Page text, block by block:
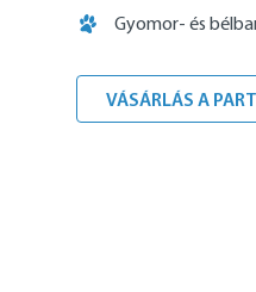
Gyomor- és
VÁSÁRLÁS A